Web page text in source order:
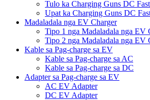
Tulo ka Charging Guns DC
Upat ka Charging Guns DC
Madaladala nga EV Charger
Tipo 1 nga Madaladala nga EV
Tipo 2 nga Madaladala nga EV
Kable sa Pag-charge sa EV
Kable sa Pag-charge sa AC
Kable sa Pag-charge sa DC
Adapter sa Pag-charge sa EV
AC EV Adapter
DC EV Adapter